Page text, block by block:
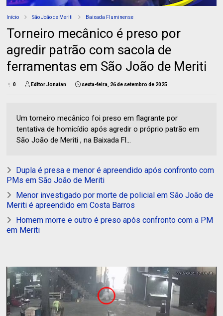
Início São João de Meriti Baixada Fluminense
Torneiro mecânico é preso por
agredir patrão com sacola de
ferramentas em São João de Meriti
0 Editor Jonatan sexta-feira, 26 de setembro de 2025
Um torneiro mecânico foi preso em flagrante por
tentativa de homicídio após agredir o próprio patrão em
São João de Meriti , na Baixada Fl...
Dupla é presa e menor é apreendido após confronto com
PMs em São João de Meriti
Menor investigado por morte de policial em São João de
Meriti é apreendido em Costa Barros
Homem morre e outro é preso após confronto com a PM
em Meriti